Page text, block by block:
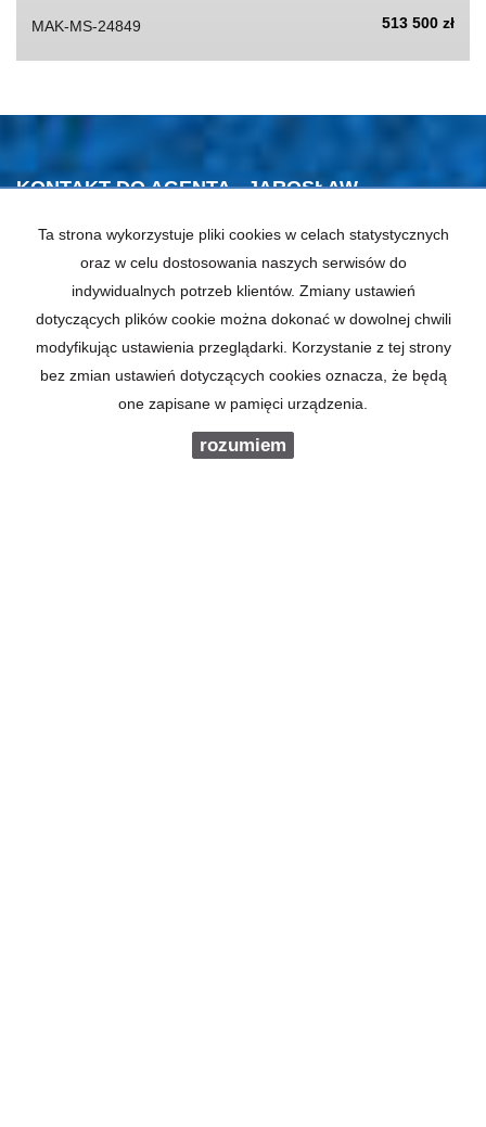
MAK-MS-24849 513 500 zł
KONTAKT DO AGENTA - JAROSŁAW
JĘDRYCZKA
IMIĘ
Ta strona wykorzystuje pliki cookies w celach statystycznych
oraz w celu dostosowania naszych serwisów do
indywidualnych potrzeb klientów. Zmiany ustawień
dotyczących plików cookie można dokonać w dowolnej chwili
modyfikując ustawienia przeglądarki. Korzystanie z tej strony
bez zmian ustawień dotyczących cookies oznacza, że będą
one zapisane w pamięci urządzenia.
rozumiem